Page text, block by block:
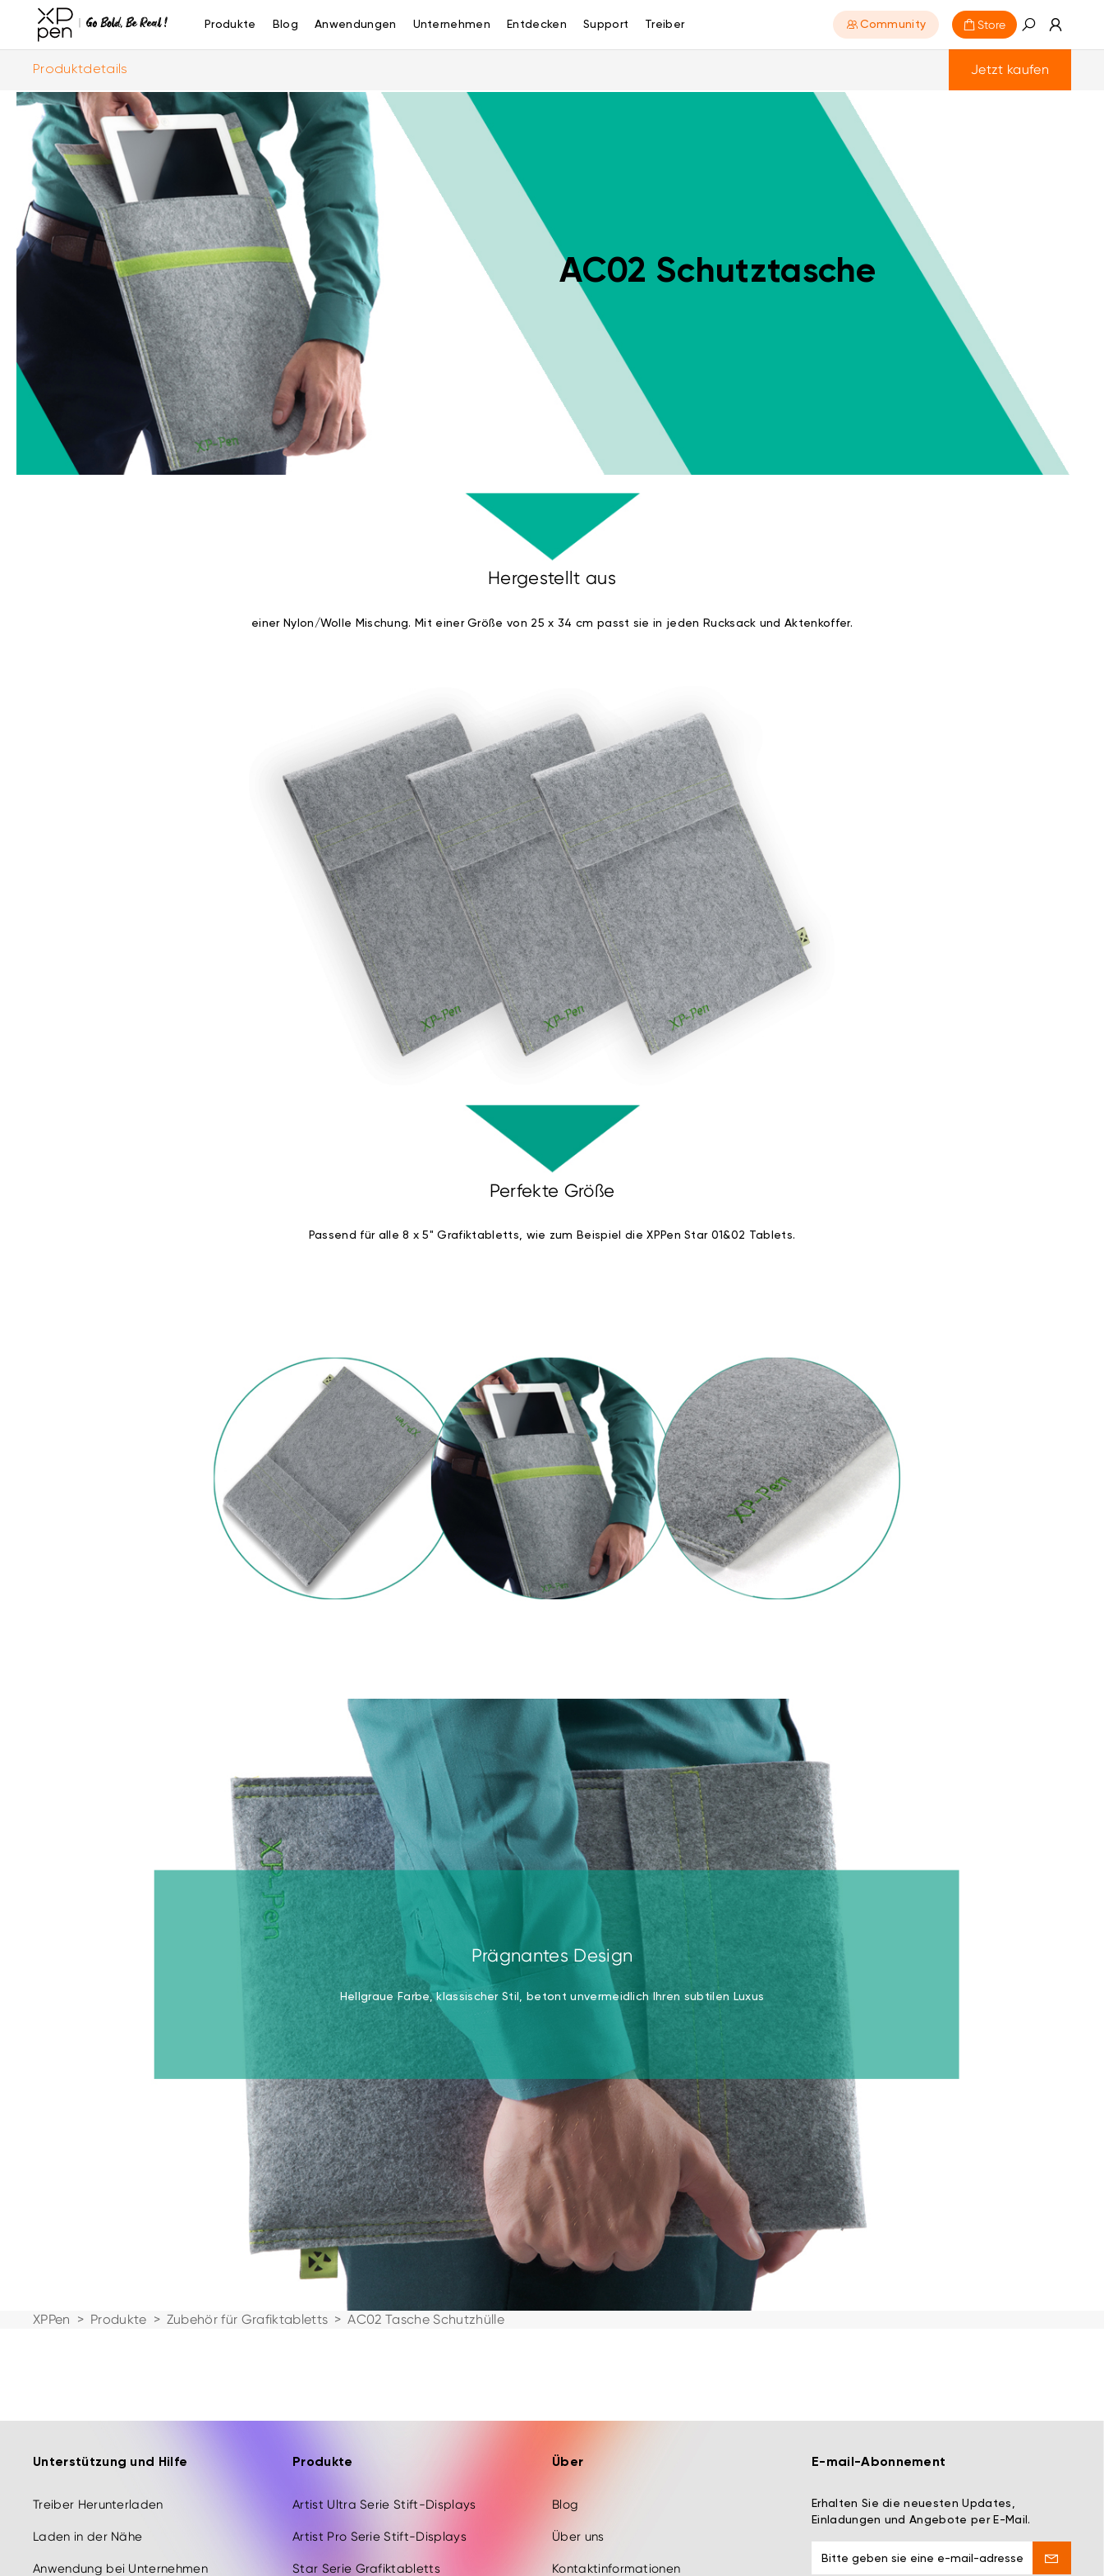
Produkte Blog Anwendungen Unternehmen Entdecken Support Treiber Community Store
Produktdetails Jetzt kaufen
AC02 Schutztasche
Hergestellt aus
einer Nylon/Wolle Mischung. Mit einer Größe von 25 x 34 cm passt sie in jeden Rucksack und Aktenkoffer.
Perfekte Größe
Passend für alle 8 x 5" Grafiktabletts, wie zum Beispiel die XPPen Star 01&02 Tablets.
Prägnantes Design
Hellgraue Farbe, klassischer Stil, betont unvermeidlich Ihren subtilen Luxus
XPPen > Produkte > Zubehör für Grafiktabletts > AC02 Tasche Schutzhülle
Unterstützung und Hilfe
Treiber Herunterladen
Laden in der Nähe
Anwendung bei Unternehmen
Produkte
Artist Ultra Serie Stift-Displays
Artist Pro Serie Stift-Displays
Star Serie Grafiktabletts
Über
Blog
Über uns
Kontaktinformationen
E-mail-Abonnement
Erhalten Sie die neuesten Updates,
Einladungen und Angebote per E-Mail.